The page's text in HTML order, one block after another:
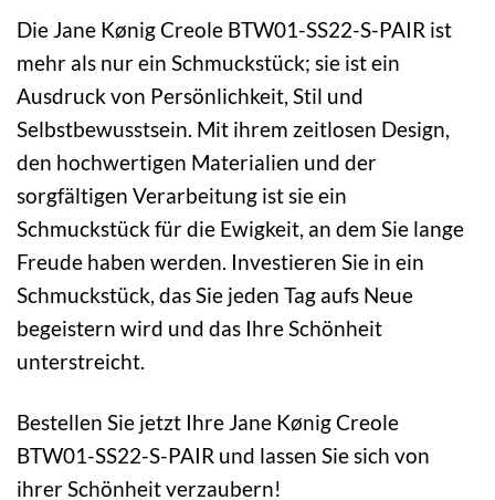
Die Jane Kønig Creole BTW01-SS22-S-PAIR ist
mehr als nur ein Schmuckstück; sie ist ein
Ausdruck von Persönlichkeit, Stil und
Selbstbewusstsein. Mit ihrem zeitlosen Design,
den hochwertigen Materialien und der
sorgfältigen Verarbeitung ist sie ein
Schmuckstück für die Ewigkeit, an dem Sie lange
Freude haben werden. Investieren Sie in ein
Schmuckstück, das Sie jeden Tag aufs Neue
begeistern wird und das Ihre Schönheit
unterstreicht.
Bestellen Sie jetzt Ihre Jane Kønig Creole
BTW01-SS22-S-PAIR und lassen Sie sich von
ihrer Schönheit verzaubern!